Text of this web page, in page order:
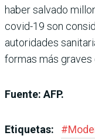
haber salvado
covid-19 son
autoridades
formas más graves
Fuente: AFP.
Etiquetas: #